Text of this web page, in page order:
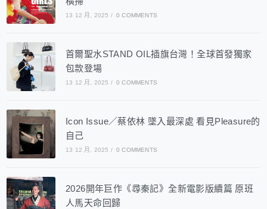
13 12 月, 2025 / 0 COMMENTS
首爾聖水STAND OIL插旗台灣！全球首發獨家
包款登場
13 12 月, 2025 / 0 COMMENTS
Icon Issue／蔡依林 墜入最深處 看見Pleasure的
自己
13 12 月, 2025 / 0 COMMENTS
2026開年巨作《尋秦記》全新電影版續篇 原班
人馬天命回歸